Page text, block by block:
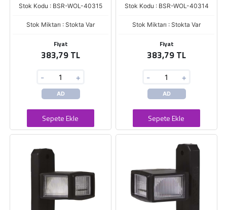
Stok Kodu : BSR-WOL-40315
Stok Miktarı : Stokta Var
Fiyat
383,79 TL
- +
AD
Sepete Ekle
Stok Kodu : BSR-WOL-40314
Stok Miktarı : Stokta Var
Fiyat
383,79 TL
- +
AD
Sepete Ekle